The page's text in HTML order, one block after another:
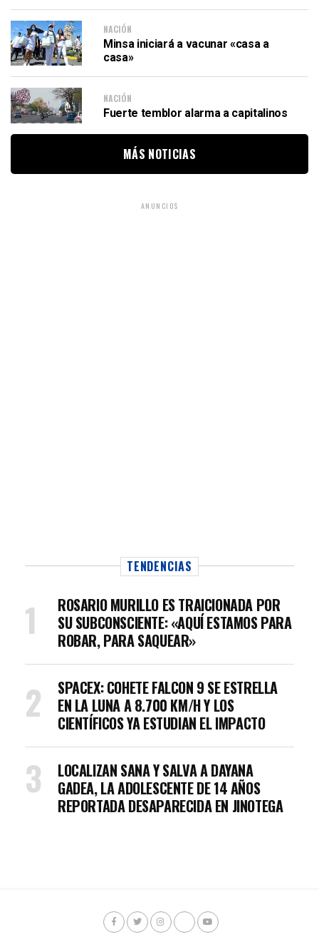
NACIÓN
Minsa iniciará a vacunar «casa a
casa»
NACIÓN
Fuerte temblor alarma a capitalinos
MÁS NOTICIAS
ANUNCIOS
TENDENCIAS
ROSARIO MURILLO ES TRAICIONADA POR
SU SUBCONSCIENTE: «AQUÍ ESTAMOS PARA
ROBAR, PARA SAQUEAR»
SPACEX: COHETE FALCON 9 SE ESTRELLA
EN LA LUNA A 8.700 KM/H Y LOS
CIENTÍFICOS YA ESTUDIAN EL IMPACTO
LOCALIZAN SANA Y SALVA A DAYANA
GADEA, LA ADOLESCENTE DE 14 AÑOS
REPORTADA DESAPARECIDA EN JINOTEGA